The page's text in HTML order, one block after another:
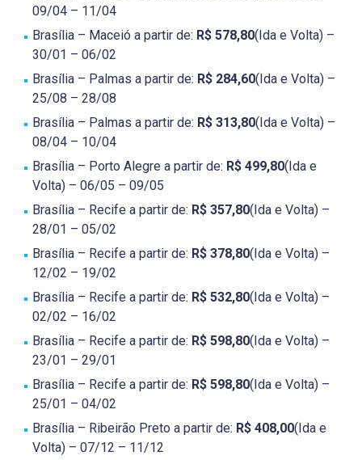
09/04 – 11/04
Brasília – Maceió a partir de: R$ 578,80(Ida e Volta) –
30/01 – 06/02
Brasília – Palmas a partir de: R$ 284,60(Ida e Volta) –
25/08 – 28/08
Brasília – Palmas a partir de: R$ 313,80(Ida e Volta) –
08/04 – 10/04
Brasília – Porto Alegre a partir de: R$ 499,80(Ida e
Volta) – 06/05 – 09/05
Brasília – Recife a partir de: R$ 357,80(Ida e Volta) –
28/01 – 05/02
Brasília – Recife a partir de: R$ 378,80(Ida e Volta) –
12/02 – 19/02
Brasília – Recife a partir de: R$ 532,80(Ida e Volta) –
02/02 – 16/02
Brasília – Recife a partir de: R$ 598,80(Ida e Volta) –
23/01 – 29/01
Brasília – Recife a partir de: R$ 598,80(Ida e Volta) –
25/01 – 04/02
Brasília – Ribeirão Preto a partir de: R$ 408,00(Ida e
Volta) – 07/12 – 11/12